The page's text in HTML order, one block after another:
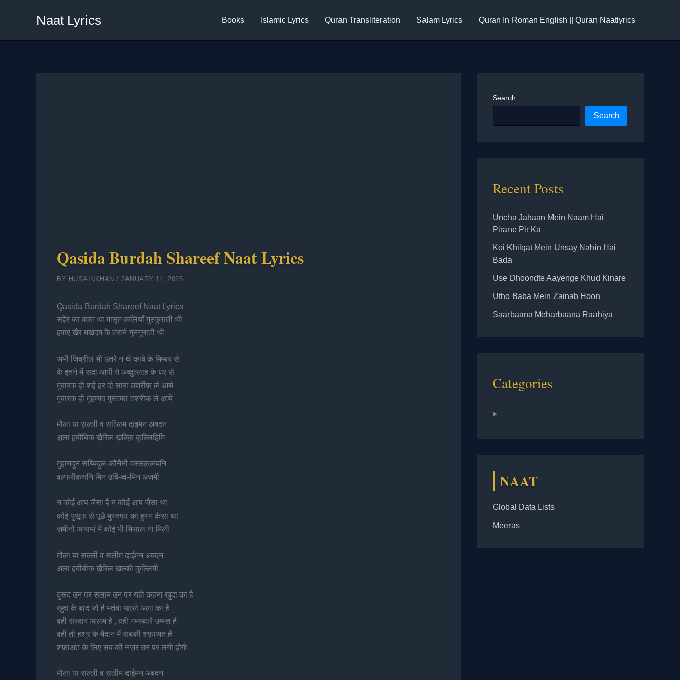
Naat Lyrics Books Islamic Lyrics Quran Transliteration Salam Lyrics Quran In Roman English || Quran Naatlyrics
Qasida Burdah Shareef Naat Lyrics
BY HUSAINKHAN / JANUARY 11, 2025
Qasida Burdah Shareef Naat Lyrics
सहेर का वक़्त था मासूम कलियाँ मुस्कुराती थीं
हवाएं खैर मखदम के तराने गुनगुनाती थीं
अभी जिब्रील भी उतरे न थे काबे के मिम्बर से
के इतने में सदा आयी ये अब्दुल्लाह के घर से
मुबारक हो शहे हर दो सारा तशरीफ़ ले आये
मुबारक हो मुहम्मद मुस्तफा तशरीफ़ ले आये
मौला या स़ल्ली व सल्लिम दाइमन अबदन
अ़ला ह़बीबिक ख़ैरिल-ख़ल्क़ि कुल्लिहिमि
मुह़म्मदुन सय्यिदुल-कौनैनी वस्सक़लयनि
वल्फरीक़यनि मिन उ़र्बि-व्व-मिन अ़जमी
न कोई आप जैसा है न कोई आप जैसा था
कोई युसूफ से पूछे मुस्तफा का हुस्न कैसा था
ज़मीनो आसमां में कोई भी मिसाल ना मिली
मौला या सल्ली व सलीम दाईमन अबदन
अला हबीबीक ख़ैरिल खल्की कुल्लिमी
दुरूद उन पर सलाम उन पर यही कहना खुदा का है
खुदा के बाद जो है मर्तबा सल्ले अला का है
वही सरदार आलम है , वही गमख्वारे उम्मत है
वही तो हश्र के मैदान में सबकी शफ़ाअत है
शफ़ाअत के लिए सब की नज़र उन पर लगी होगी
मौला या सल्ली व सलीम दाईमन अबदन
Search
Search
Recent Posts
Uncha Jahaan Mein Naam Hai
Pirane Pir Ka
Koi Khilqat Mein Unsay Nahin Hai
Bada
Use Dhoondte Aayenge Khud Kinare
Utho Baba Mein Zainab Hoon
Saarbaana Meharbaana Raahiya
Categories
NAAT
Global Data Lists
Meeras